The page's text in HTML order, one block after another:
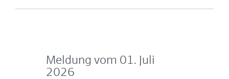
Meldung vom 01. Juli
2026